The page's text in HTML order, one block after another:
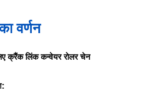
वर्णन
क्रैंक लिंक कन्वेयर रोलर चेन